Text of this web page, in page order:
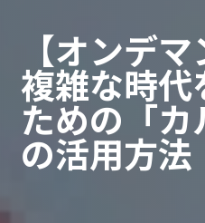
【オンデマ
複雑な時代
ための「カ
の活用方法